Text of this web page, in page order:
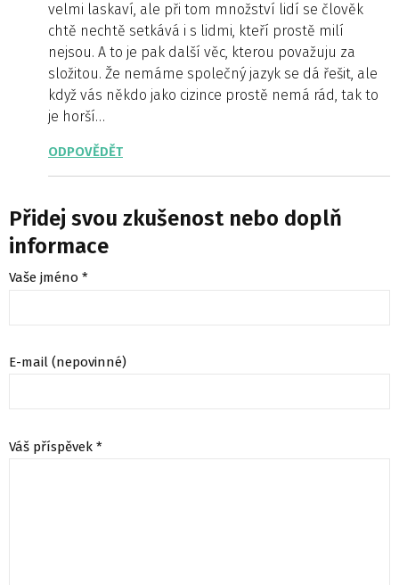
velmi laskaví, ale při tom množství lidí se člověk
chtě nechtě setkává i s lidmi, kteří prostě milí
nejsou. A to je pak další věc, kterou považuju za
složitou. Že nemáme společný jazyk se dá řešit, ale
když vás někdo jako cizince prostě nemá rád, tak to
je horší…
ODPOVĚDĚT
Přidej svou zkušenost nebo doplň
informace
Vaše jméno *
E-mail (nepovinné)
Váš příspěvek *